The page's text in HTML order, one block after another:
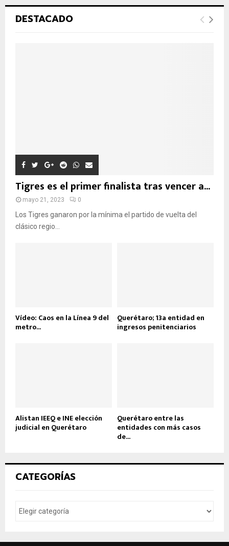
e
Ú
DESTACADO
Tigres es el primer finalista tras vencer a...
mayo 21, 2023 0
Los Tigres ganaron por la mínima el partido de vuelta del
clásico regio...
Vídeo: Caos en la Línea 9 del
metro...
Querétaro; 13a entidad en
ingresos penitenciarios
Alistan IEEQ e INE elección
judicial en Querétaro
Querétaro entre las
entidades con más casos
de...
CATEGORÍAS